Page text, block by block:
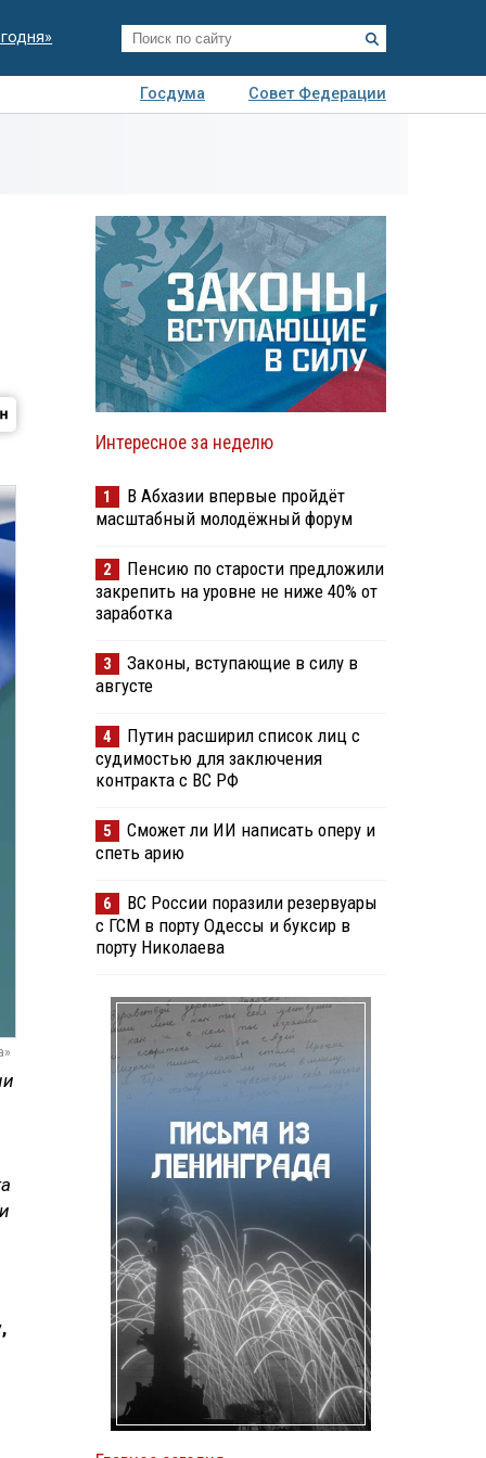
Госдума
Совет Федерации
Интересное за неделю
1
В Абхазии впервые пройдёт
масштабный молодёжный форум
2
Пенсию по старости предложили
закрепить на уровне не ниже 40% от
заработка
3
Законы, вступающие в силу в
августе
4
Путин расширил список лиц с
судимостью для заключения
контракта с ВС РФ
5
Сможет ли ИИ написать оперу и
спеть арию
6
ВС России поразили резервуары
с ГСМ в порту Одессы и буксир в
порту Николаева